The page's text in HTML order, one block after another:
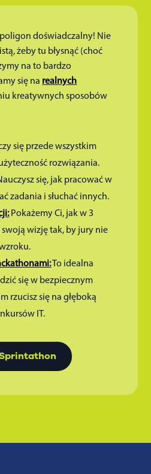
doświadczalny! Nie
żeby tu błysnąć (choć
na to bardzo
się na realnych
kreatywnych sposobów
się przede wszystkim
rozwiązania.
się, jak pracować w
zadania i słuchać innych.
Pokażemy Ci, jak w 3
wizję tak, by jury nie
To idealna
się w bezpiecznym
rzucisz się na głęboką
IT.